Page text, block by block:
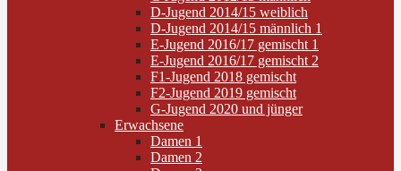
D-Jugend 2014/15 weiblich
D-Jugend 2014/15 männlich 1
E-Jugend 2016/17 gemischt 1
E-Jugend 2016/17 gemischt 2
F1-Jugend 2018 gemischt
F2-Jugend 2019 gemischt
G-Jugend 2020 und jünger
Erwachsene
Damen 1
Damen 2